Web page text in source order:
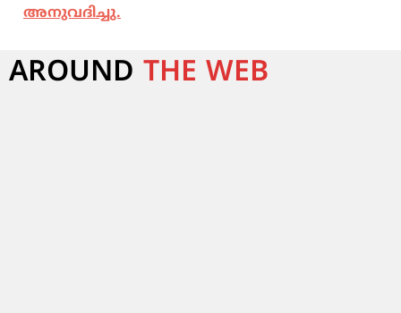
അനുവദിച്ചു.
AROUND THE WEB